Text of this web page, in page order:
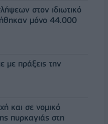
στον ιδιωτικό
μόνο 44.000
με πράξεις την
και σε νομικό
πυρκαγιάς στη